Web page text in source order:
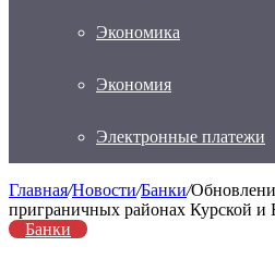
Экономика
Экономия
Электронные платежи
Главная/Новости/Банки/
приграничных районах Курской и
Банки